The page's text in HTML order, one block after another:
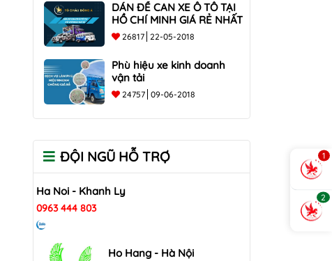
DÁN ĐỀ CAN XE Ô TÔ TẠI
HỒ CHÍ MINH GIÁ RẺ NHẤT
26817 22-05-2018
Phù hiệu xe kinh doanh
vận tải
24757 09-06-2018
ĐỘI NGŨ HỖ TRỢ
Ha Noi - Khanh Ly
0963 444 803
Ho Hang - Hà Nội
1
2